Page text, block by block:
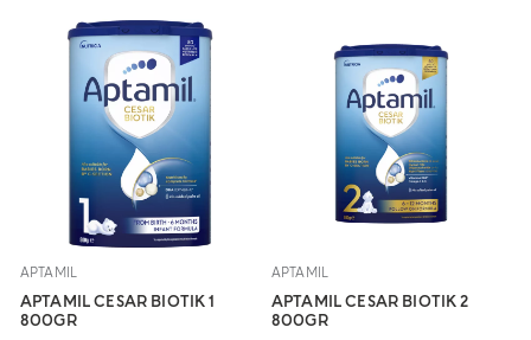
330,00 RSD.
APTAMIL
APTAMIL CESAR BIOTIK 1
800GR
APTAMIL
APTAMIL CESAR BIOTIK 2
800GR